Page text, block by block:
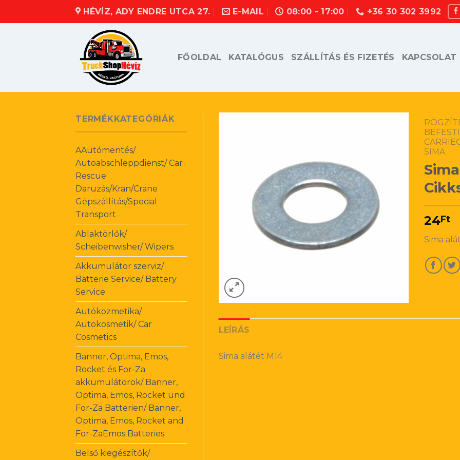
HÉVÍZ, ADY ENDRE UTCA 27. E-MAIL 08:00 - 17:00 +36 30 302 3992
FŐOLDAL KATALÓGUS SZÁLLÍTÁS ÉS FIZETÉS KAPCSOLAT
TERMÉKKATEGÓRIÁK
AAutómentés/
Autoabschleppdienst/ Car
Rescue
Daruzás/Kran/Crane
Gépszállítás/Special
Transport
Ablaktörlők/
Scheibenwisher/ Wipers
Akkumulátor szerviz/
Batterie Service/ Battery
Service
Autókozmetika/
Autokosmetik/ Car
Cosmetics
Banner, Optima, Emos,
Rocket és For-Za
akkumulátorok/ Banner,
Optima, Emos, Rocket und
For-Za Batterien/ Banner,
Optima, Emos, Rocket and
For-ZaEmos Batteries
Belső kiegészítők/
SIMA
24Ft
Sima
LEÍRÁS
Sima alátét M14